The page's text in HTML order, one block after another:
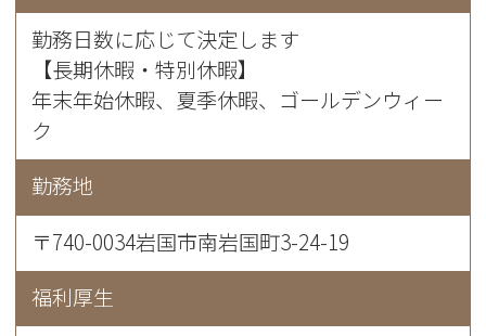
勤務日数に応じて決定します
【長期休暇・特別休暇】
年末年始休暇、夏季休暇、ゴールデンウィー
ク
勤務地
〒740-0034岩国市南岩国町3-24-19
福利厚生